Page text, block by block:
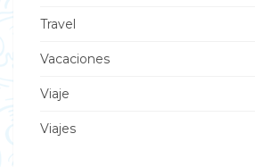
Travel
Vacaciones
Viaje
Viajes